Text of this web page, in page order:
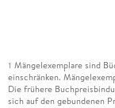
1 Mängelexemplare sind
einschränken.
Die frühere
sich auf den gebundenen